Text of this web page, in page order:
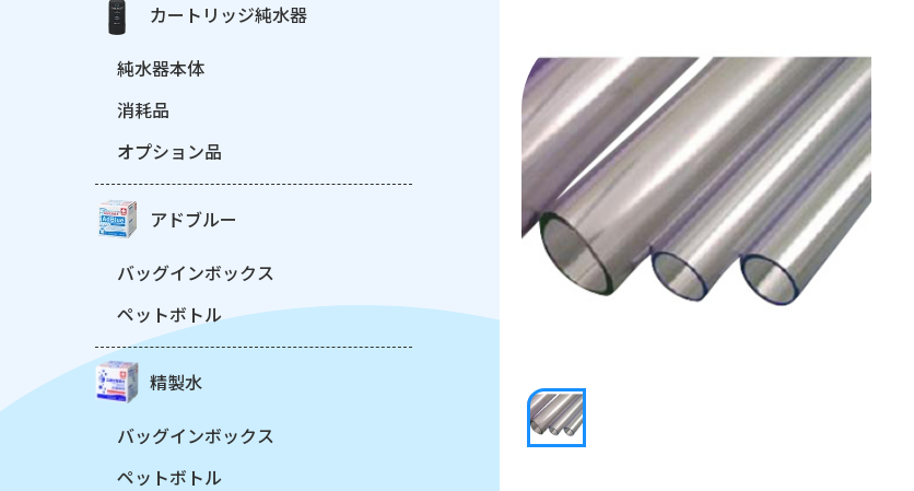
カートリッジ純水器
純水器本体
消耗品
オプション品
アドブルー
バッグインボックス
ペットボトル
精製水
バッグインボックス
ペットボトル